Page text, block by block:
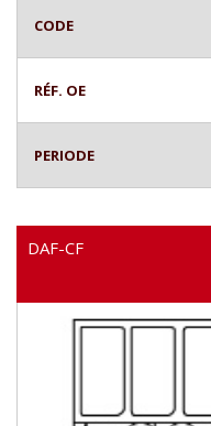
CODE
RÉF. OE
PERIODE
DAF-CF